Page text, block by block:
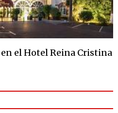
el Hotel Reina Cristina